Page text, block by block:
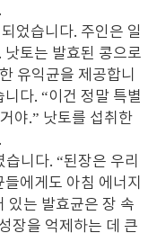
었습니다. 주인은 일
토는 발효된 콩으로
유익균을 제공합니
다. “이건 정말 특별
야.” 낫토를 섭취한
니다. “된장은 우리
에게도 아침 에너지
있는 발효균은 장 속
장을 억제하는 데 큰